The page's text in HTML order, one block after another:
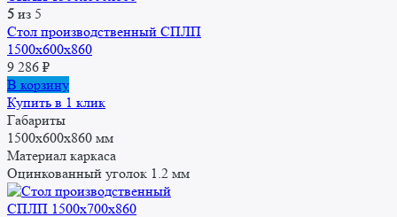
5 из 5
Стол производственный СПЛП
1500х600х860
9 286 ₽
В корзину
Купить в 1 клик
Габариты
1500x600x860 мм
Материал каркаса
Оцинкованный уголок 1.2 мм